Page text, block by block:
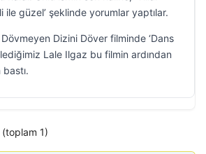
ile güzel’ şeklinde yorumlar yaptılar.
Dövmeyen Dizini Döver filminde ‘Dans
Lale Ilgaz bu filmin ardından
1)